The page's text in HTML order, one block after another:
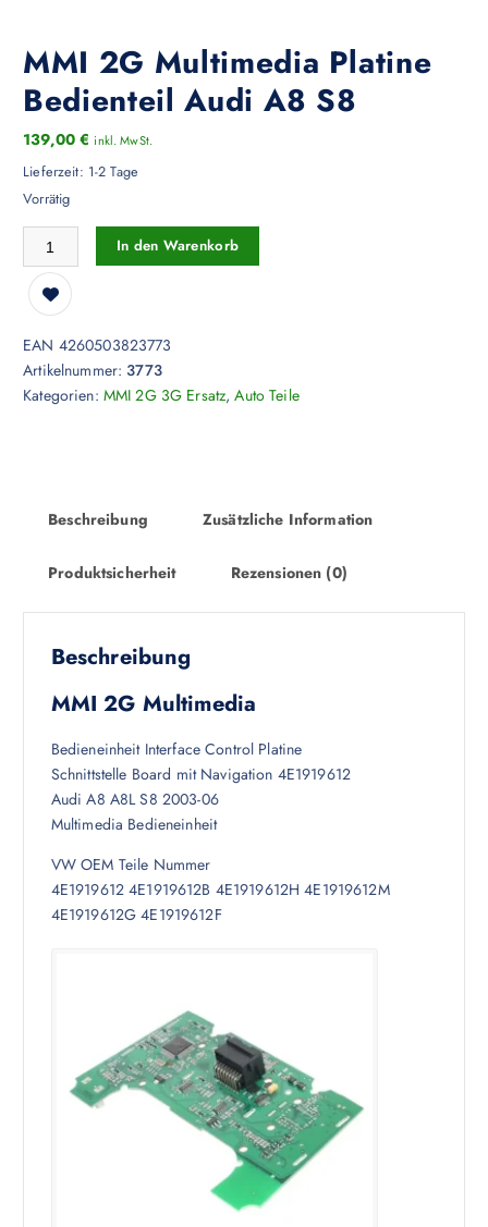
MMI 2G Multimedia Platine
Bedienteil Audi A8 S8
139,00€ inkl. MwSt.
Lieferzeit: 1-2 Tage
Vorrätig
MMI 2G Multimedia Platine Bedienteil Audi A8 S8 Menge
In den Warenkorb
EAN 4260503823773
Artikelnummer: 3773
Kategorien: MMI 2G 3G Ersatz,Auto Teile
Beschreibung Zusätzliche Information
Produktsicherheit Rezensionen (0)
Beschreibung
MMI 2G Multimedia
Bedieneinheit Interface Control Platine
Schnittstelle Board mit Navigation 4E1919612
Audi A8 A8L S8 2003-06
Multimedia Bedieneinheit
VW OEM Teile Nummer
4E1919612 4E1919612B 4E1919612H 4E1919612M
4E1919612G 4E1919612F